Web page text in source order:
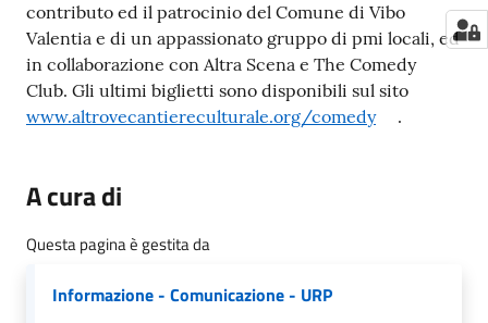
contributo ed il patrocinio del Comune di Vibo
Valentia e di un appassionato gruppo di pmi locali, ed
in collaborazione con Altra Scena e The Comedy
Club. Gli ultimi biglietti sono disponibili sul sito
www.altrovecantiereculturale.org/comedy
.
A cura di
Questa pagina è gestita da
Informazione - Comunicazione - URP